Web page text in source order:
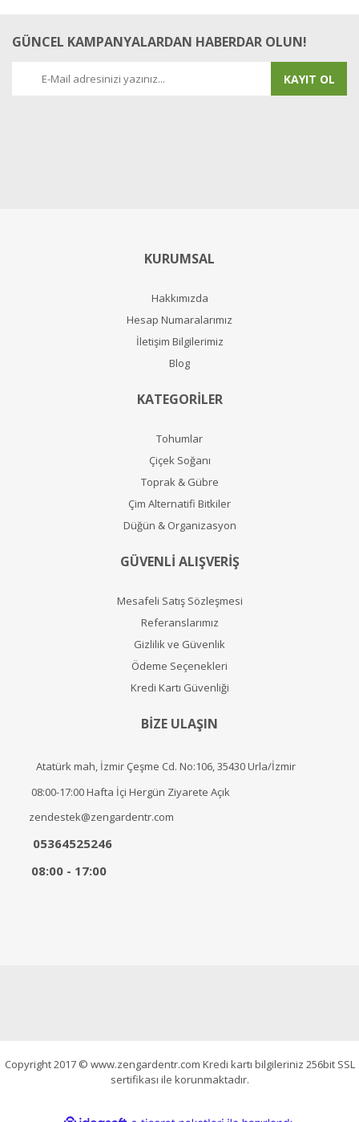
GÜNCEL KAMPANYALARDAN HABERDAR OLUN!
KAYIT OL
KURUMSAL
Hakkımızda
Hesap Numaralarımız
İletişim Bilgilerimiz
Blog
KATEGORİLER
Tohumlar
Çiçek Soğanı
Toprak & Gübre
Çim Alternatifi Bitkiler
Düğün & Organizasyon
GÜVENLİ ALIŞVERİŞ
Mesafeli Satış Sözleşmesi
Referanslarımız
Gizlilik ve Güvenlik
Ödeme Seçenekleri
Kredi Kartı Güvenliği
BİZE ULAŞIN
Atatürk mah, İzmir Çeşme Cd. No:106, 35430 Urla/İzmir
08:00-17:00 Hafta İçi Hergün Ziyarete Açık
zendestek@zengardentr.com
05364525246
08:00 - 17:00
Copyright 2017 © www.zengardentr.com Kredi kartı bilgileriniz 256bit SSL
sertifikası ile korunmaktadır.